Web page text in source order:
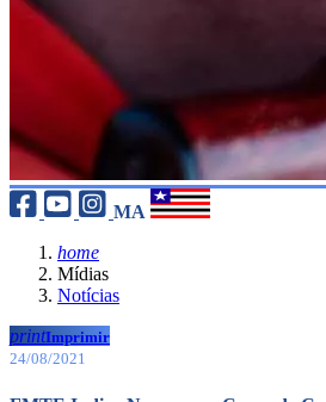
MA
home
Mídias
Notícias
printImprimir
24/08/2021